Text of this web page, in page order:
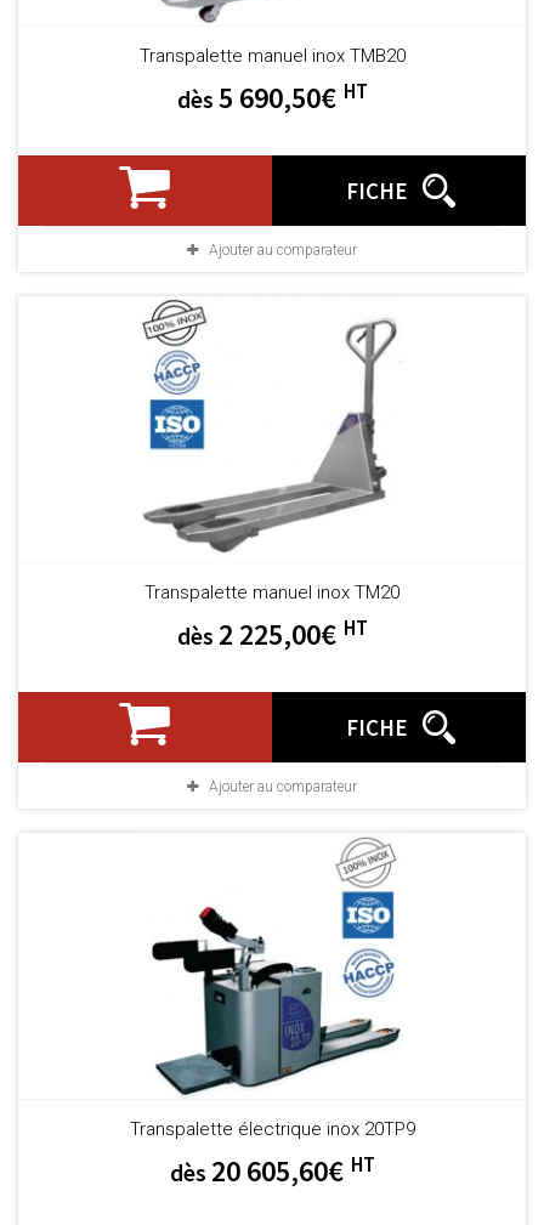
Transpalette manuel inox TMB20
dès 5 690,50€ HT
FICHE
Ajouter au comparateur
Transpalette manuel inox TM20
dès 2 225,00€ HT
FICHE
Ajouter au comparateur
Transpalette électrique inox 20TP9
dès 20 605,60€ HT